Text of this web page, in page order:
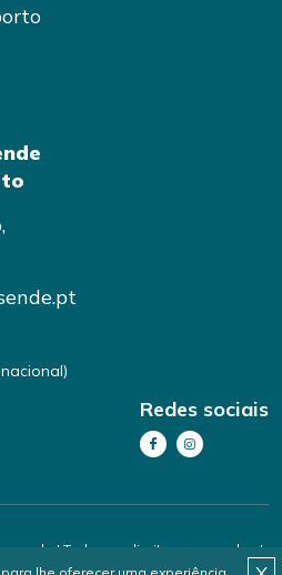
Redes sociais
| Todos os direitos reservados |
| Política de Privacidade